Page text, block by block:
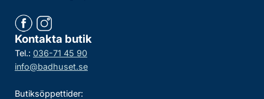
Kontakta butik
Tel.: 036-71 45 90
info@badhuset.se
Butiksöppettider: